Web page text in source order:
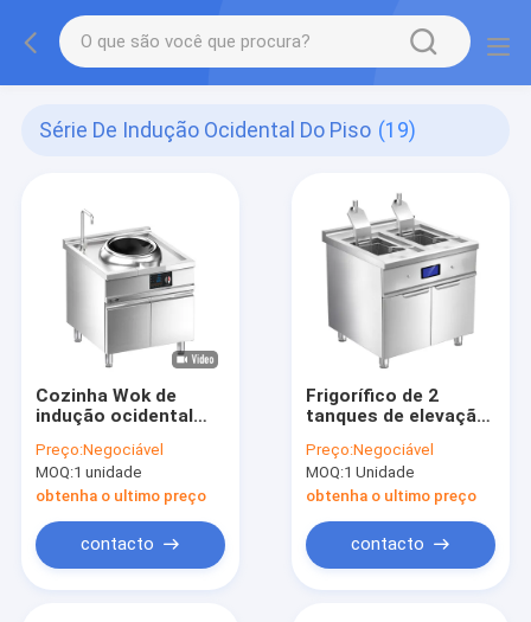
Série De Indução Ocidental Do Piso (19)
Cozinha Wok de
indução ocidental
Preço:Negociável
MOQ:1 unidade
obtenha o ultimo preço
contacto
Frigorífico de 2
tanques de elevação
indução ocidental
com armário
Preço:Negociável
MOQ:1 Unidade
obtenha o ultimo preço
contacto